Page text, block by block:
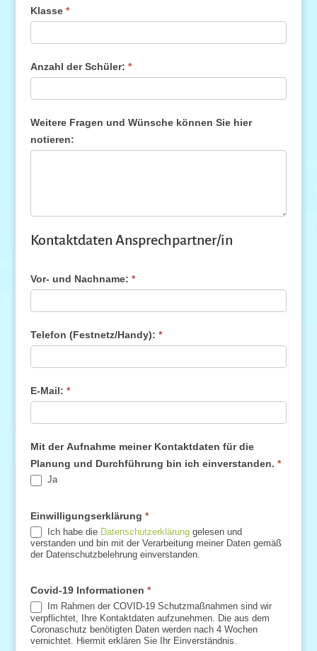
Klasse *
Anzahl der Schüler: *
Weitere Fragen und Wünsche können Sie hier
notieren:
Kontaktdaten Ansprechpartner/in
Vor- und Nachname: *
Telefon (Festnetz/Handy): *
E-Mail: *
Mit der Aufnahme meiner Kontaktdaten für die
Planung und Durchführung bin ich einverstanden. *
Ja
Einwilligungserklärung *
Ich habe die Datenschutzerklärunggelesen und
verstanden und bin mit der Verarbeitung meiner Daten gemäß
der Datenschutzbelehrung einverstanden.
Covid-19 Informationen *
Im Rahmen der COVID-19 Schutzmaßnahmen sind wir
verpflichtet, Ihre Kontaktdaten aufzunehmen. Die aus dem
Coronaschutz benötigten Daten werden nach 4 Wochen
vernichtet. Hiermit erklären Sie Ihr Einverständnis.